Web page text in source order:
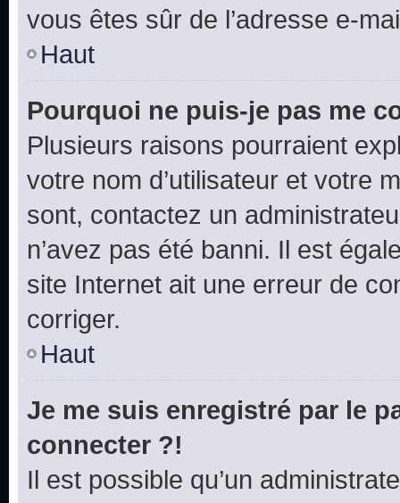
vous êtes sûr de l’adresse e-
Haut
Pourquoi ne puis-je pas me
Plusieurs raisons pourraient
votre nom d’utilisateur et votre
sont, contactez un
n’avez pas été banni. Il est
site Internet ait une erreur de
corriger.
Haut
Je me suis enregistré par le
connecter ?!
Il est possible qu’un